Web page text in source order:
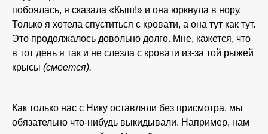
побоялась, я сказала «Кыш!» и она юркнула в нору.
Только я хотела спуститься с кровати, а она тут как тут.
Это продолжалось довольно долго. Мне, кажется, что
в тот день я так и не слезла с кровати из-за той рыжей
крысы (смеется).
Как только нас с Нику оставляли без присмотра, мы
обязательно что-нибудь выкидывали. Например, нам